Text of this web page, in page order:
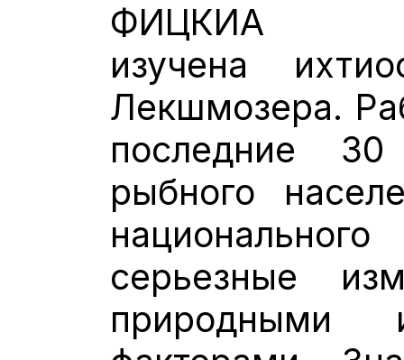
изучена
Лекшмозера.
последние
рыбного
серьезные
природными